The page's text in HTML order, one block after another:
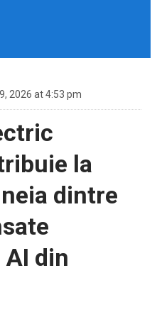
2026 at 4:53 pm
la
dintre
din